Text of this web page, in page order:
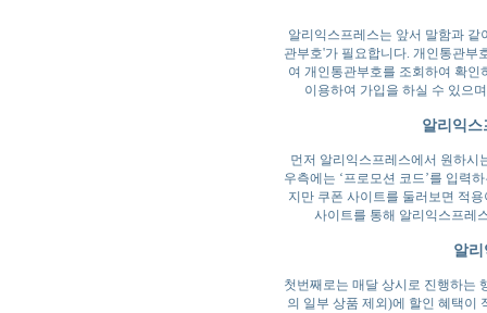
알리익스프레스는 앞서 말함과
관부호'가 필요합니다. 개인통관부
여 개인통관부호를 조회하여 확
이용하여 가입을 하실 수 있으
알리익
먼저 알리익스프레스에서 원하시
우측에는 ‘프로모션 코드’를 입력
지만 쿠폰 사이트를 둘러보면 적
사이트를 통해 알리익스프레
알
첫번째로는 매달 상시로 진행하는
의 일부 상품 제외)에 할인 혜택이